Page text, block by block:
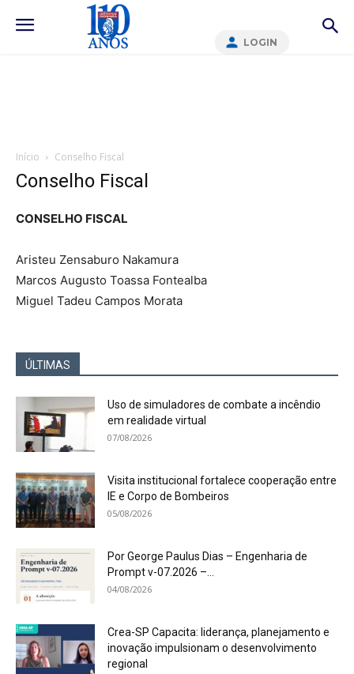
LOGIN
Início Conselho Fiscal
Conselho Fiscal
CONSELHO FISCAL
Aristeu Zensaburo Nakamura
Marcos Augusto Toassa Fontealba
Miguel Tadeu Campos Morata
ÚLTIMAS
Uso de simuladores de combate a incêndio
em realidade virtual
07/08/2026
Visita institucional fortalece cooperação entre
IE e Corpo de Bombeiros
05/08/2026
Por George Paulus Dias – Engenharia de
Prompt v-07.2026 –...
04/08/2026
Crea-SP Capacita: liderança, planejamento e
inovação impulsionam o desenvolvimento
regional